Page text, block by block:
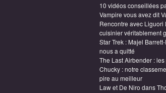
10 vidéos conseillées
Vampire vous avez dit
Rencontre avec Liguori
cuisinier véritablement
Star Trek : Majel
nous a quitté
The Last Airbender :
Chucky : notre
pire au meilleur
Law et De Niro dans